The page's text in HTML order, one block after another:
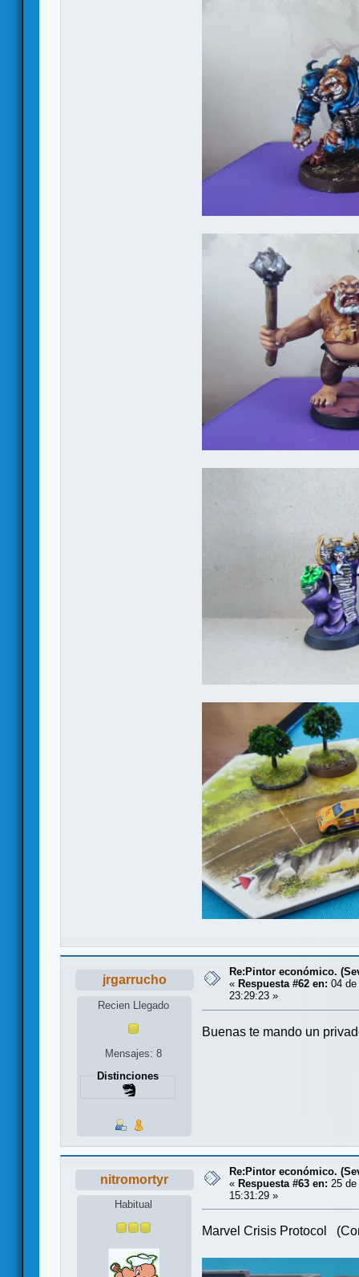
jrgarrucho
Recien Llegado
Mensajes: 8
Distinciones
Re:Pintor económico.
« Respuesta #62 en: 04
23:29:23 »
Buenas te mando un
nitromortyr
Habitual
Re:Pintor económico.
« Respuesta #63 en: 25
15:31:29 »
Marvel Crisis Protocol